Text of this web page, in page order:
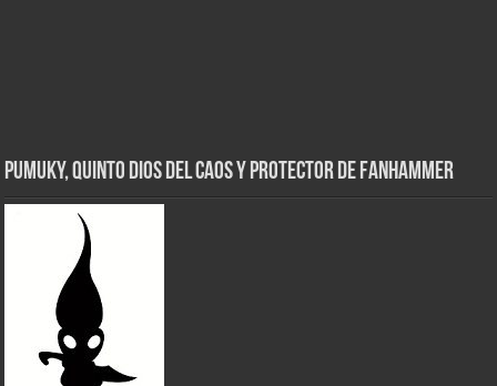
Pumuky, Quinto Dios del Caos y Protector de FanHammer